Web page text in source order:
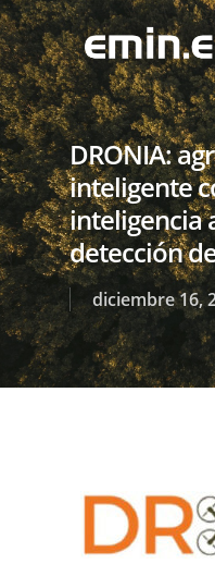
Skip
to
main
content
DRONIA:
inteligente
inteligencia
detección
diciembre 16,